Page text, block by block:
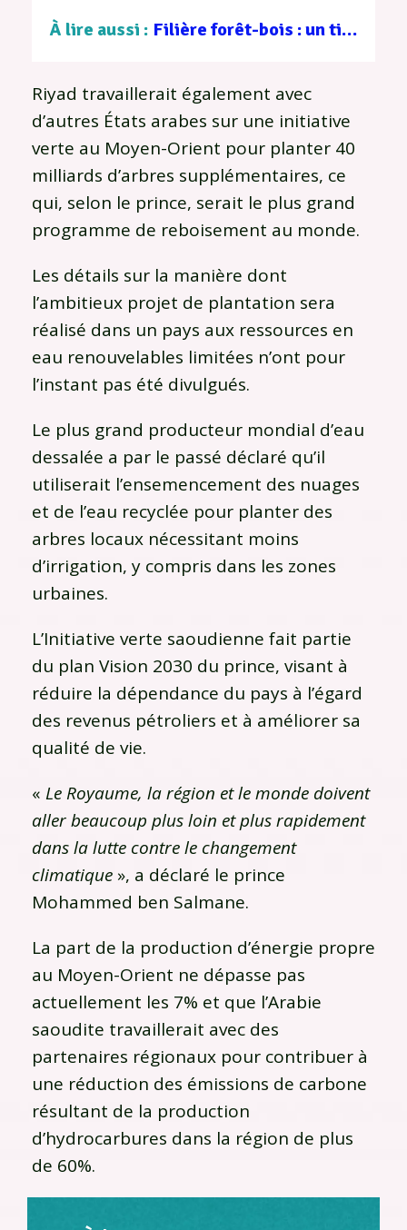
À lire aussi : Filière forêt-bois : un tissu d’entreprises au service d’une gestion durable
Riyad travaillerait également avec
d’autres États arabes sur une initiative
verte au Moyen-Orient pour planter 40
milliards d’arbres supplémentaires, ce
qui, selon le prince, serait le plus grand
programme de reboisement au monde.
Les détails sur la manière dont
l’ambitieux projet de plantation sera
réalisé dans un pays aux ressources en
eau renouvelables limitées n’ont pour
l’instant pas été divulgués.
Le plus grand producteur mondial d’eau
dessalée a par le passé déclaré qu’il
utiliserait l’ensemencement des nuages ​​
et de l’eau recyclée pour planter des
arbres locaux nécessitant moins
d’irrigation, y compris dans les zones
urbaines.
L’Initiative verte saoudienne fait partie
du plan Vision 2030 du prince, visant à
réduire la dépendance du pays à l’égard
des revenus pétroliers et à améliorer sa
qualité de vie.
« Le Royaume, la région et le monde doivent
aller beaucoup plus loin et plus rapidement
dans la lutte contre le changement
climatique », a déclaré le prince
Mohammed ben Salmane.
La part de la production d’énergie propre
au Moyen-Orient ne dépasse pas
actuellement les 7% et que l’Arabie
saoudite travaillerait avec des
partenaires régionaux pour contribuer à
une réduction des émissions de carbone
résultant de la production
d’hydrocarbures dans la région de plus
de 60%.